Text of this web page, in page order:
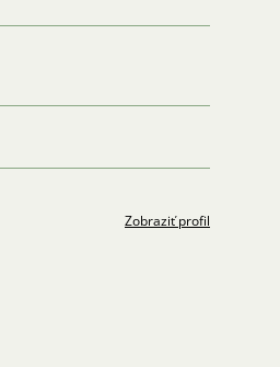
Zobraziť profil